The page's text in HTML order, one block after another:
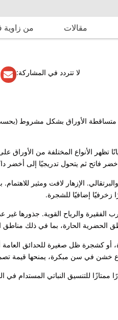
مقالات من زاوية
لا تتردد في المشاركة:
الأوراق بشكل مشروط (بحسب
بسيطة أو مفصّصة (3–5 فصوص)، وأحيانًا تظهر الأنواع
فاتح ثم يتحول تدريجيًا إلى أخضر
الإزهار لافت ومثير
زخرفيًا إضافيًا للشجرة.
والرياح القوية. جذورها غير
الحضرية الحارة، بما في ذلك
كشجرة ظل صغيرة للحدائق العامة
خشن في سن مبكرة، يمنحها قيمة
للتنسيق النباتي المستدام في